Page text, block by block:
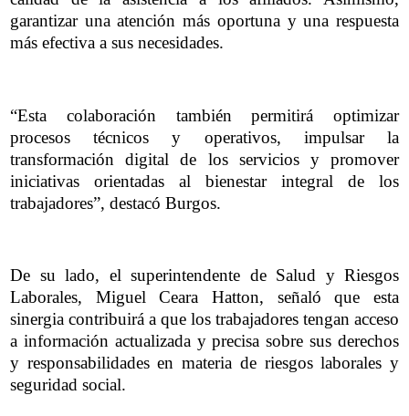
garantizar una atención más oportuna y una respuesta
más efectiva a sus necesidades.
“Esta colaboración también permitirá optimizar
procesos técnicos y operativos, impulsar la
transformación digital de los servicios y promover
iniciativas orientadas al bienestar integral de los
trabajadores”, destacó Burgos.
De su lado, el superintendente de Salud y Riesgos
Laborales, Miguel Ceara Hatton, señaló que esta
sinergia contribuirá a que los trabajadores tengan acceso
a información actualizada y precisa sobre sus derechos
y responsabilidades en materia de riesgos laborales y
seguridad social.